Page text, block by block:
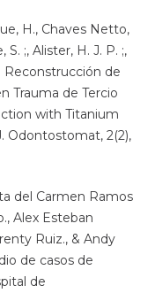
H., Chaves Netto,
;, Alister, H. J. P. ;,
Reconstrucción de
Trauma de Tercio
with Titanium
Odontostomat, 2(2),
del Carmen Ramos
Alex Esteban
Ruiz., & Andy
de casos de
de